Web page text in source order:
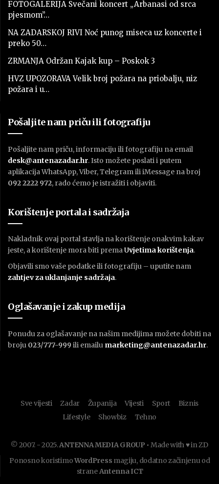
FOTOGALERIJA Svečani koncert „Arbanasi od srca
pjesmom”…
NA ZADARSKOJ RIVI Noć punog miseca uz koncerte i
preko 50…
ZRMANJA Održan Kajak kup – Poskok 3
HVZ UPOZORAVA Velik broj požara na priobalju, niz
požara i u…
Pošaljite nam priču ili fotografiju
Pošaljite nam priču, informaciju ili fotografiju na email
desk@antenazadar.hr. Isto možete poslati i putem
aplikacija WhatsApp, Viber, Telegram ili iMessage na broj
092 2222 972, rado ćemo je istražiti i objaviti.
Korištenje portala i sadržaja
Nakladnik ovaj portal stavlja na korištenje onakvim kakav
jeste, a korištenje mora biti premaUvjetima korištenja.
Objavili smo vaše podatke ili fotografiju – uputite nam
zahtjev za uklanjanje sadržaja.
Oglašavanje i zakup medija
Ponudu za oglašavanje na našim medijima možete dobiti na
broju 023/777-999 ili emailu marketing@antenazadar.hr.
Sve vijesti Zadar Županija Vijesti Sport
Biznis
Lifestyle
Showbiz Tehno
© 2007. - 2025.ANTENNA MEDIA GROUP • Made with ♥ in ZD
Ponosno koristimoWordPress magiju, dodatno začinjenu od
straneAntenna ICT